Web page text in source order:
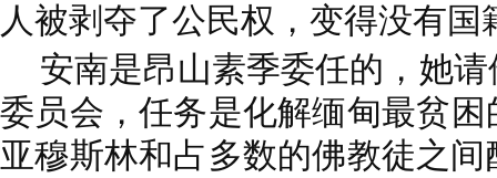
人被剥夺了公民权，变得没有国
安南是昂山素季委任的，她
委员会，任务是化解缅甸最贫
亚穆斯林和占多数的佛教徒之